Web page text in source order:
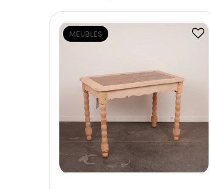
MEUBLES